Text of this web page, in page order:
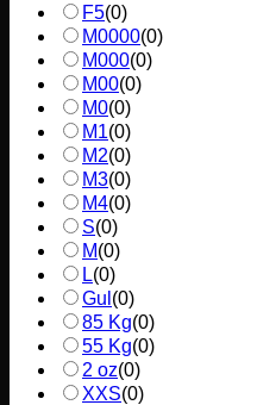
F5(0)
M0000(0)
M000(0)
M00(0)
M0(0)
M1(0)
M2(0)
M3(0)
M4(0)
S(0)
M(0)
L(0)
Gul (0)
85 Kg(0)
55 Kg(0)
2 oz(0)
XXS(0)